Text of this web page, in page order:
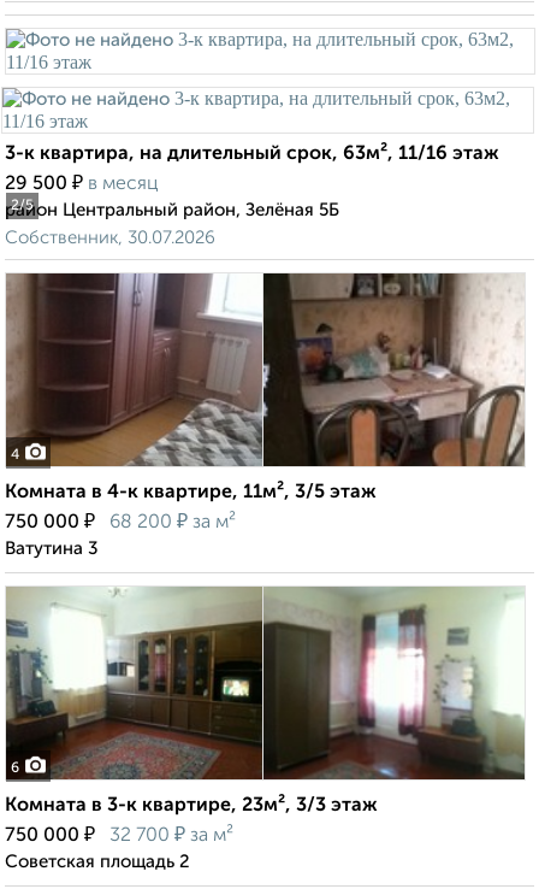
2/5
3-к квартира, на длительный срок, 63м², 11/16 этаж
29 500 ₽ в месяц
район Центральный район, Зелёная 5Б
Собственник, 30.07.2026
4
Комната в 4-к квартире, 11м², 3/5 этаж
750 000 ₽ 68 200 ₽ за м²
Ватутина 3
6
Комната в 3-к квартире, 23м², 3/3 этаж
750 000 ₽ 32 700 ₽ за м²
Советская площадь 2